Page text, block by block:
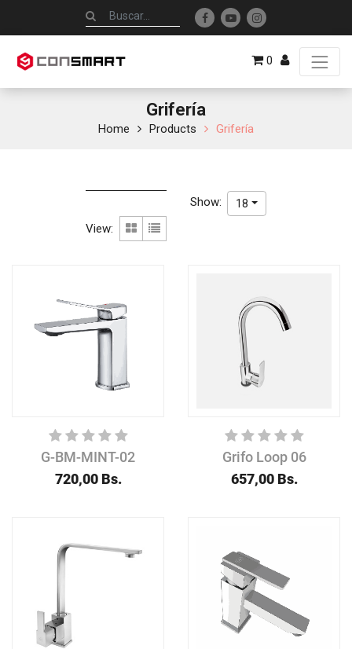
0
Grifería
Home Products Grifería
View:
Show: 18
G-BM-MINT-02
720,00Bs.
Grifo Loop 06
657,00Bs.